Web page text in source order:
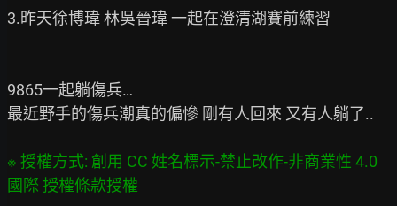
3.昨天徐博瑋 林吳晉瑋 一起在澄清湖賽前練習
9865一起躺傷兵…
最近野手的傷兵潮真的偏慘 剛有人回來 又有人躺了..
※ 授權方式: 創用 CC 姓名標示-禁止改作-非商業性 4.0